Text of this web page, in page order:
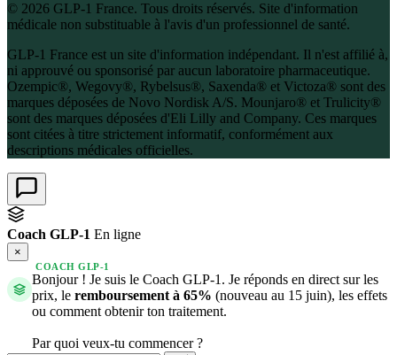
© 2026 GLP-1 France. Tous droits réservés. Site d'information
médicale non substituable à l'avis d'un professionnel de santé.
GLP-1 France est un site d'information indépendant. Il n'est affilié à,
ni approuvé ou sponsorisé par aucun laboratoire pharmaceutique.
Ozempic®, Wegovy®, Rybelsus®, Saxenda® et Victoza® sont des
marques déposées de Novo Nordisk A/S. Mounjaro® et Trulicity®
sont des marques déposées d'Eli Lilly and Company. Ces marques
sont citées à titre strictement informatif, conformément aux
descriptions médicales officielles.
Coach GLP-1 En ligne
×
COACH GLP-1
Bonjour ! Je suis le Coach GLP-1. Je réponds en direct sur les
prix, le remboursement à 65% (nouveau au 15 juin), les effets
ou comment obtenir ton traitement.
Par quoi veux-tu commencer ?